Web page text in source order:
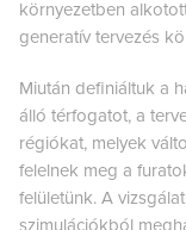
környezetben
generatív tervezés
Miután definiáltuk a
álló térfogatot, a
régiókat, melyek
felelnek meg a
felületünk. A
szimulációkból